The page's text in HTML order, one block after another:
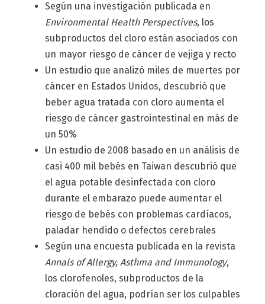
Según una investigación publicada en
Environmental Health Perspectives, los
subproductos del cloro están asociados con
un mayor riesgo de cáncer de vejiga y recto
Un estudio que analizó miles de muertes por
cáncer en Estados Unidos, descubrió que
beber agua tratada con cloro aumenta el
riesgo de cáncer gastrointestinal en más de
un 50%
Un estudio de 2008 basado en un análisis de
casi 400 mil bebés en Taiwan descubrió que
el agua potable desinfectada con cloro
durante el embarazo puede aumentar el
riesgo de bebés con problemas cardíacos,
paladar hendido o defectos cerebrales
Según una encuesta publicada en la revista
Annals of Allergy, Asthma and Immunology,
los clorofenoles, subproductos de la
cloración del agua, podrían ser los culpables